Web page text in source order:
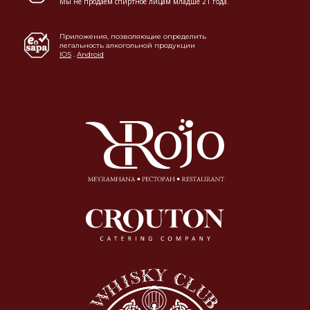
Приложения, позволяющие определить
легальность алкогольной продукции
IOS . Android